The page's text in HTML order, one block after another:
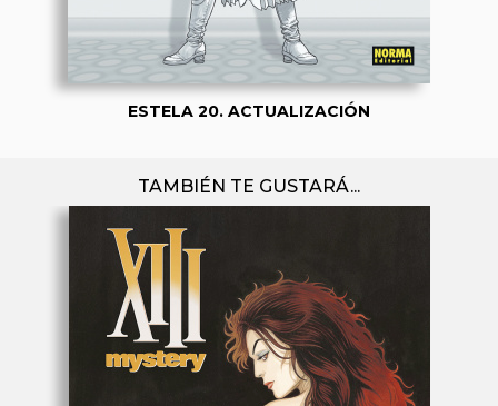
ESTELA 20. ACTUALIZACIÓN
TAMBIÉN TE GUSTARÁ...